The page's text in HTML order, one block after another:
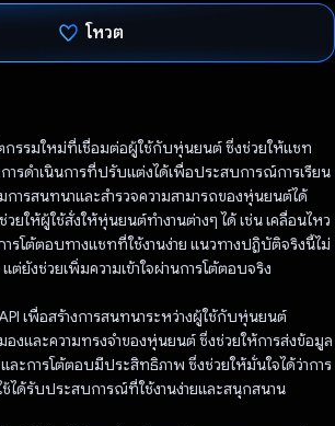
โหวต
กรรมใหม่ที่เชื่อมต่อผู้ใช้กับหุ่นยนต์ ซึ่งช่วยให้แชท
รดำเนินการที่ปรับแต่งได้เพื่อประสบการณ์การเรียน
การสนทนาและสำรวจความสามารถของหุ่นยนต์ได้
ยให้ผู้ใช้สั่งให้หุ่นยนต์ทำงานต่างๆ ได้ เช่น เคลื่อนไหว
ารโต้ตอบทางแชทที่ใช้งานง่าย แนวทางปฏิบัติจริงนี้ไม่
ต่ยังช่วยเพิ่มความเข้าใจผ่านการโต้ตอบจริง
เพื่อสร้างการสนทนาระหว่างผู้ใช้กับหุ่นยนต์
องและความทรงจำของหุ่นยนต์ ซึ่งช่วยให้การส่งข้อมูล
ละการโต้ตอบมีประสิทธิภาพ ซึ่งช่วยให้มั่นใจได้ว่าการ
ช้ได้รับประสบการณ์ที่ใช้งานง่ายและสนุกสนาน